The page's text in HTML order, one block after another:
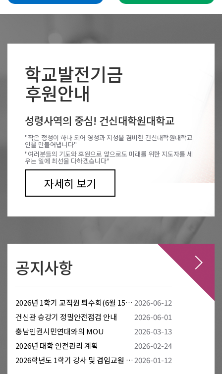
학교발전기금
후원안내
성령사역의 중심! 건신대학원대학교
"작은 정성이 하나 되어 영성과 지성을 겸비한 건신대학원대학교
인을 만들어냅니다"
"여러분들의 기도와 후원으로 앞으로도 미래를 위한 지도자를 세
우는 일에 최선을 다하겠습니다"
자세히 보기
공지사항
2026년 1학기 교직원 퇴수회(6월 15~16일)로 인한 휴무 안내 2026-06-12
건신관 승강기 정밀안전점검 안내
2026-06-01
충남인권시민연대와의 MOU
2026-03-13
2026년 대학 안전관리 계획
2026-02-24
2026학년도 1학기 강사 및 겸임교원 신규임용 공고(마감) 2026-01-12